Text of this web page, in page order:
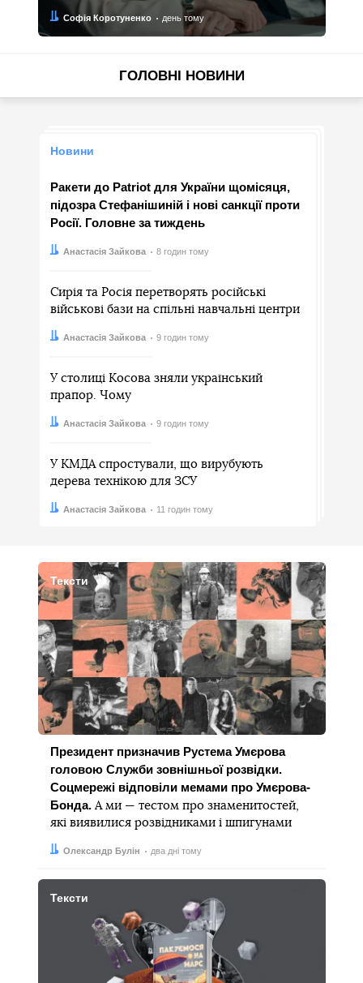
Автор:
Софія Коротуненко
Дата: день тому
ГОЛОВНІ НОВИНИ
Новини
Ракети до Patriot для України щомісяця,
підозра Стефанішиній і нові санкції проти
Росії. Головне за тиждень
Автор:Анастасія Зайкова
Дата: 8 годин тому
Сирія та Росія перетворять російські
військові бази на спільні навчальні центри
Автор:Анастасія Зайкова
Дата: 9 годин тому
У столиці Косова зняли український
прапор. Чому
Автор:Анастасія Зайкова
Дата: 9 годин тому
У КМДА спростували, що вирубують
дерева технікою для ЗСУ
Автор:Анастасія Зайкова
Дата: 11 годин тому
Тексти
Президент призначив Рустема Умєрова
головою Служби зовнішньої розвідки.
Соцмережі відповіли мемами про Умєрова-
Бонда.А ми — тестом про знаменитостей,
які виявилися розвідниками і шпигунами
Автор:
Олександр Булін
Дата: два дні тому
Тексти